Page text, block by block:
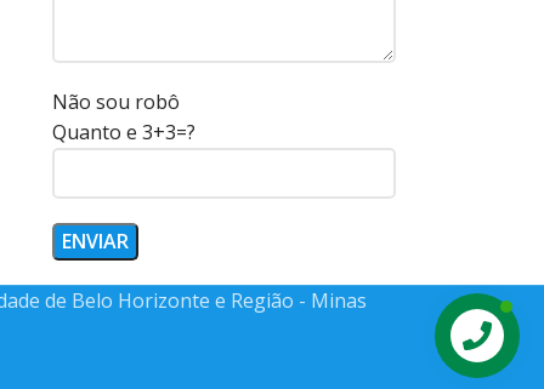
Não sou robô
Quanto e 3+3=?
de Belo Horizonte e Região - Minas
Contact us